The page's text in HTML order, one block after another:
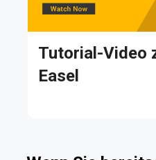
Tutorial-Video
Easel